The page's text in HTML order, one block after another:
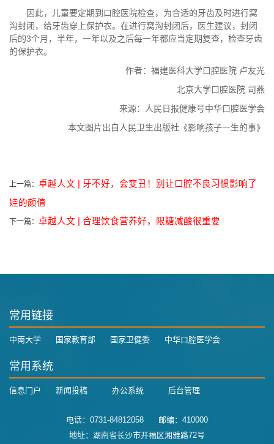
因此，儿童要定期到口腔医院检查，为合适的牙齿及时进行窝
沟封闭，给牙齿穿上保护衣。在进行窝沟封闭后，医生建议，封闭
后的3个月，半年，一年以及之后每一年都应当定期复查，检查牙齿
的保护衣。
作者：福建医科大学口腔医院 卢友光
北京大学口腔医院 司燕
来源：人民日报健康号中华口腔医学会
本文图片出自人民卫生出版社《影响孩子一生的事》
上一篇： 卓越人文 | 牙不好，会变丑！别让口腔不良习惯影响了
娃的颜值
下一篇： 卓越人文 | 合理饮食营养好，限糖减酸很重要
常用链接
中南大学 国家教育部 国家卫健委 中华口腔医学会
常用系统
信息门户 新闻投稿 办公系统 后台管理
电话：0731-84812058 邮编：410000
地址：湖南省长沙市开福区湘雅路72号